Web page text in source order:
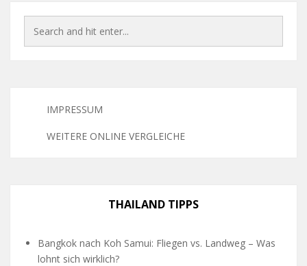
IMPRESSUM
WEITERE ONLINE VERGLEICHE
THAILAND TIPPS
Bangkok nach Koh Samui: Fliegen vs. Landweg – Was
lohnt sich wirklich?